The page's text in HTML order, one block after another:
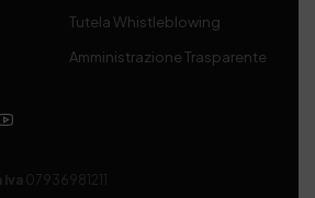
Tutela Whistleblowing
Amministrazione Trasparente
07936981211